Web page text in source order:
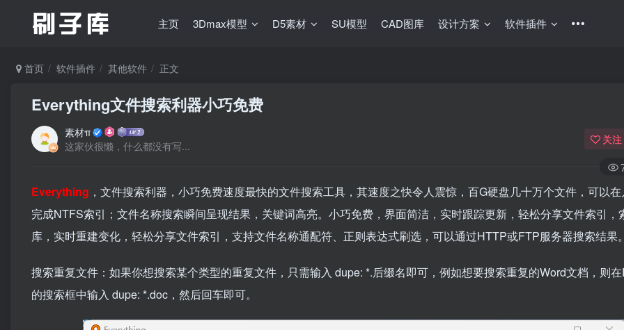
主页 3Dmax模型 D5素材 SU模型 CAD图库 设计方案 软件插件
首页 软件插件 其他软件 正文
Everything文件搜索利器小巧免费
素材π
这家伙很懒，什么都没有写...
关注
Everything ，文件搜索利器，小巧免费速度最快的文件搜索工具，其速度之快令人震惊，百G硬盘几十万个文件，可以
完成NTFS索引；文件名称搜索瞬间呈现结果，关键词高亮。小巧免费，界面简洁，实时跟踪更新，轻松分享文件索引，
库，实时重建变化，轻松分享文件索引，支持文件名称通配符、正则表达式刷选，可以通过HTTP或FTP服务器搜索结果。
搜索重复文件：如果你想搜索某个类型的重复文件，只需输入 dupe: *.后缀名即可，例如想要搜索重复的Word文档，则
的搜索框中输入 dupe: *.doc，然后回车即可。